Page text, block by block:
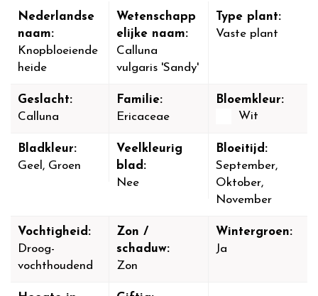
Nederlandse
naam:
Knopbloeiende
heide
Wetenschapp
elijke naam:
Calluna
vulgaris 'Sandy'
Type plant:
Vaste plant
Geslacht:
Calluna
Familie:
Ericaceae
Bloemkleur:
Wit
Bladkleur:
Geel, Groen
Veelkleurig
blad:
Nee
Bloeitijd:
September,
Oktober,
November
Vochtigheid:
Droog-
vochthoudend
Zon /
schaduw:
Zon
Wintergroen:
Ja